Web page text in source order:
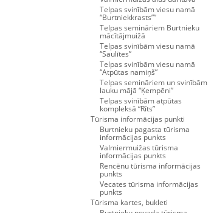
Telpas svinībām viesu namā
“Burtniekkrasts””
Telpas semināriem Burtnieku
mācītājmuižā
Telpas svinībām viesu namā
“Saulītes”
Telpas svinībām viesu namā
“Atpūtas namiņš”
Telpas semināriem un svinībām
lauku mājā “Ķempēni”
Telpas svinībām atpūtas
kompleksā “Rīts”
Tūrisma informācijas punkti
Burtnieku pagasta tūrisma
informācijas punkts
Valmiermuižas tūrisma
informācijas punkts
Rencēnu tūrisma informācijas
punkts
Vecates tūrisma informācijas
punkts
Tūrisma kartes, bukleti